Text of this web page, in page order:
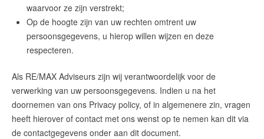
waarvoor ze zijn verstrekt;
Op de hoogte zijn van uw rechten omtrent uw
persoonsgegevens, u hierop willen wijzen en deze
respecteren.
Als RE/MAX Adviseurs zijn wij verantwoordelijk voor de
verwerking van uw persoonsgegevens. Indien u na het
doornemen van ons Privacy policy, of in algemenere zin, vragen
heeft hierover of contact met ons wenst op te nemen kan dit via
de contactgegevens onder aan dit document.